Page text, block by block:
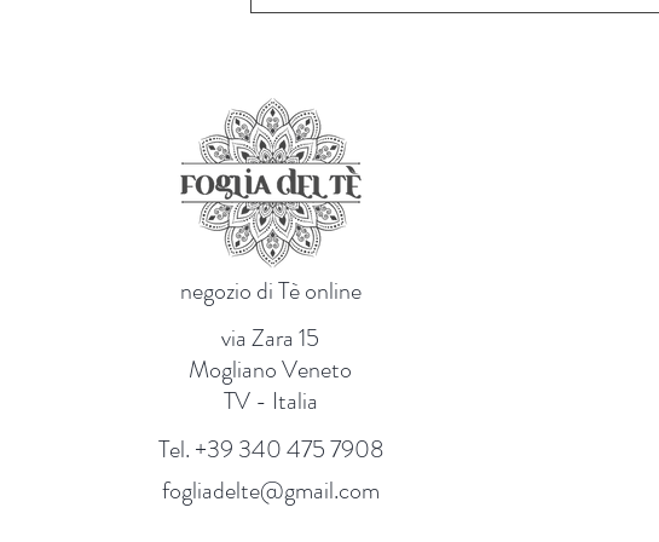
negozio di Tè online
via Zara 15
Mogliano Veneto
TV - Italia
Tel. +39 340 475 7908
fogliadelte@gmail.com